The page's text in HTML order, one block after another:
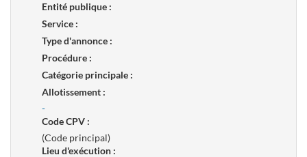
Entité publique :
Service :
Type d'annonce :
Procédure :
Catégorie principale :
Allotissement :
-
Code CPV :
(Code principal)
Lieu d'exécution :